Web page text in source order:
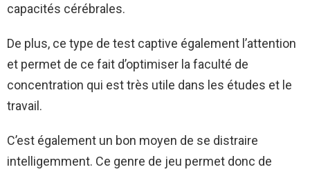
capacités cérébrales.
De plus, ce type de test captive également l’attention
et permet de ce fait d’optimiser la faculté de
concentration qui est très utile dans les études et le
travail.
C’est également un bon moyen de se distraire
intelligemment. Ce genre de jeu permet donc de